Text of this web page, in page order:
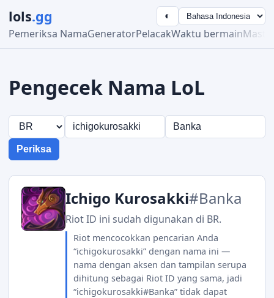
lols.gg
Pemeriksa NamaGeneratorPelacakWaktu bermain
◐
Pengecek Nama LoL
Periksa
Ichigo Kurosakki#Banka
Riot ID ini sudah digunakan di BR.
Riot mencocokkan pencarian Anda
“ichigokurosakki” dengan nama ini —
nama dengan aksen dan tampilan serupa
dihitung sebagai Riot ID yang sama, jadi
“ichigokurosakki#Banka” tidak dapat